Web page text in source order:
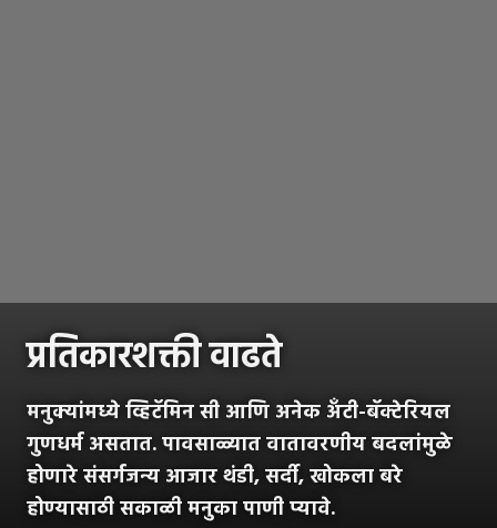
प्रतिकारशक्ती वाढते
मनुक्यांमध्ये व्हिटॅमिन सी आणि अनेक अँटी-बॅक्टेरियल
गुणधर्म असतात. पावसाळ्यात वातावरणीय बदलांमुळे
होणारे संसर्गजन्य आजार थंडी, सर्दी, खोकला बरे
होण्यासाठी सकाळी मनुका पाणी प्यावे.